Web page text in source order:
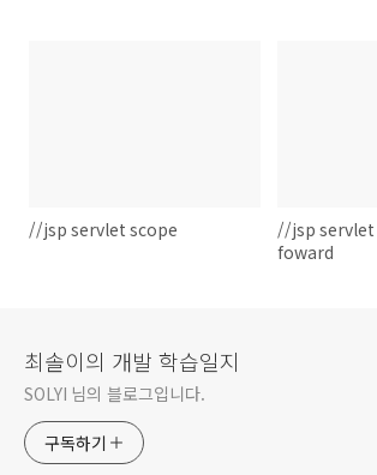
//jsp servlet scope
//jsp servlet
foward
최솔이의 개발 학습일지
SOLYI 님의 블로그입니다.
구독하기